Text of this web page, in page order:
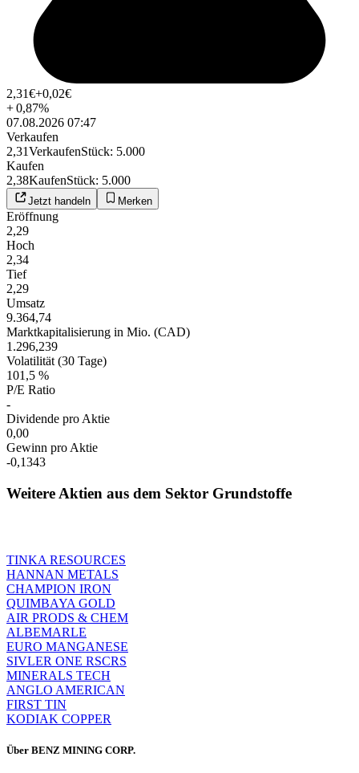
2,31€+0,02€
+0,87%
07.08.2026 07:47
Verkaufen
2,31VerkaufenStück: 5.000
Kaufen
2,38KaufenStück: 5.000
Jetzt handeln Merken
Eröffnung
2,29
Hoch
2,34
Tief
2,29
Umsatz
9.364,74
Marktkapitalisierung in Mio. (CAD)
1.296,239
Volatilität (30 Tage)
101,5 %
P/E Ratio
-
Dividende pro Aktie
0,00
Gewinn pro Aktie
-0,1343
Weitere Aktien aus dem Sektor Grundstoffe
TINKA RESOURCES
HANNAN METALS
CHAMPION IRON
QUIMBAYA GOLD
AIR PRODS & CHEM
ALBEMARLE
EURO MANGANESE
SIVLER ONE RSCRS
MINERALS TECH
ANGLO AMERICAN
FIRST TIN
KODIAK COPPER
Über BENZ MINING CORP.